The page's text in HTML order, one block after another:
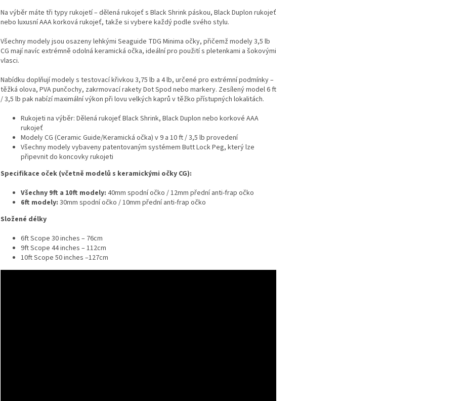
Na výběr máte tři typy rukojetí – dělená rukojeť s Black Shrink páskou, Black Duplon rukojeť
nebo luxusní AAA korková rukojeť, takže si vybere každý podle svého stylu.
Všechny modely jsou osazeny lehkými Seaguide TDG Minima očky, přičemž modely 3,5 lb
CG mají navíc extrémně odolná keramická očka, ideální pro použití s pletenkami a šokovými
vlasci.
Nabídku doplňují modely s testovací křivkou 3,75 lb a 4 lb, určené pro extrémní podmínky –
těžká olova, PVA punčochy, zakrmovací rakety Dot Spod nebo markery. Zesílený model 6 ft
/ 3,5 lb pak nabízí maximální výkon při lovu velkých kaprů v těžko přístupných lokalitách.
Rukojeti na výběr: Dělená rukojeť Black Shrink, Black Duplon nebo korkové AAA
rukojeť
Modely CG (Ceramic Guide/Keramická očka) v 9 a 10 ft / 3,5 lb provedení
Všechny modely vybaveny patentovaným systémem Butt Lock Peg, který lze
připevnit do koncovky rukojeti
Specifikace oček (včetně modelů s keramickými očky CG):
Všechny 9ft a 10ft modely: 40mm spodní očko / 12mm přední anti-frap očko
6ft modely: 30mm spodní očko / 10mm přední anti-frap očko
Složené délky
6ft Scope 30 inches – 76cm
9ft Scope 44 inches – 112cm
10ft Scope 50 inches –127cm